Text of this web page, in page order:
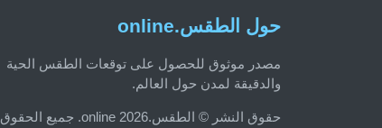
حول الطقس.online
مصدر موثوق للحصول على توقعات الطقس الحية
والدقيقة لمدن حول العالم.
حقوق النشر © الطقس.online 2026. جميع الحقوق